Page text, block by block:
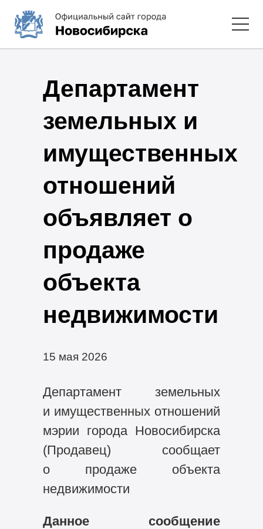
Департамент
земельных и
имущественных
отношений
объявляет о
продаже
объекта
недвижимости
15 мая 2026
Департамент земельных
и имущественных отношений
мэрии города Новосибирска
(Продавец) сообщает
о продаже объекта
недвижимости
Данное сообщение